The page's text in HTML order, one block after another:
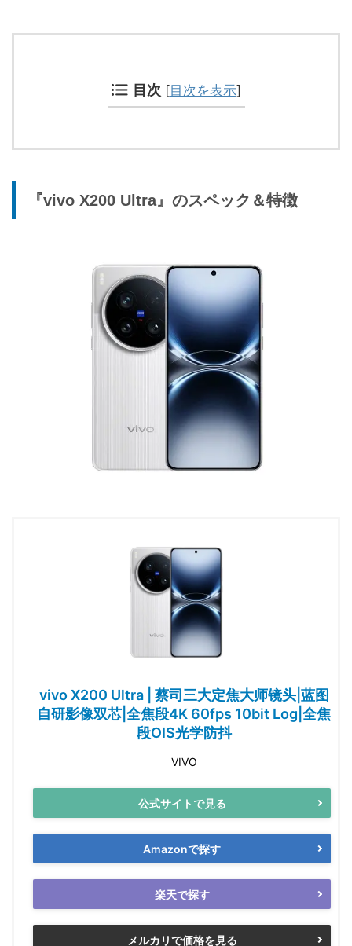
目次 [目次を表示]
『vivo X200 Ultra』のスペック＆特徴
vivo X200 Ultra | 蔡司三大定焦大师镜头|蓝图
自研影像双芯|全焦段4K 60fps 10bit Log|全焦
段OIS光学防抖
VIVO
公式サイトで見る
Amazonで探す
楽天で探す
メルカリで価格を見る